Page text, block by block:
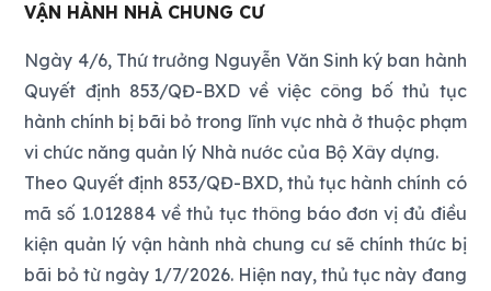
VẬN HÀNH NHÀ CHUNG CƯ
Ngày 4/6, Thứ trưởng Nguyễn Văn Sinh ký ban hành
Quyết định 853/QĐ-BXD về việc công bố thủ tục
hành chính bị bãi bỏ trong lĩnh vực nhà ở thuộc phạm
vi chức năng quản lý Nhà nước của Bộ Xây dựng.
Theo Quyết định 853/QĐ-BXD, thủ tục hành chính có
mã số 1.012884 về thủ tục thông báo đơn vị đủ điều
kiện quản lý vận hành nhà chung cư sẽ chính thức bị
bãi bỏ từ ngày 1/7/2026. Hiện nay, thủ tục này đang